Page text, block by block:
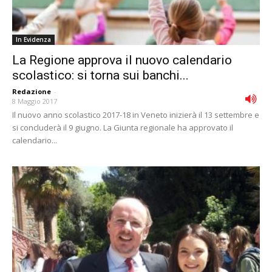
In Evidenza
La Regione approva il nuovo calendario
scolastico: si torna sui banchi...
Redazione -
8 Maggio 2017
Il nuovo anno scolastico 2017-18 in Veneto inizierà il 13 settembre e
si concluderà il 9 giugno. La Giunta regionale ha approvato il
calendario...